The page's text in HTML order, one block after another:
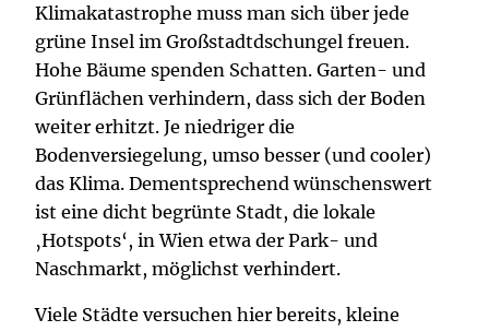
Klimakatastrophe muss man sich über jede
grüne Insel im Großstadtdschungel freuen.
Hohe Bäume spenden Schatten. Garten- und
Grünflächen verhindern, dass sich der Boden
weiter erhitzt. Je niedriger die
Bodenversiegelung, umso besser (und cooler)
das Klima. Dementsprechend wünschenswert
ist eine dicht begrünte Stadt, die lokale
‚Hotspots‘, in Wien etwa der Park- und
Naschmarkt, möglichst verhindert.
Viele Städte versuchen hier bereits, kleine